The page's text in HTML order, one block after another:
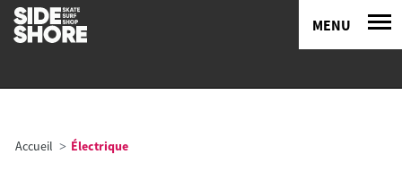
MENU
Accueil Électrique